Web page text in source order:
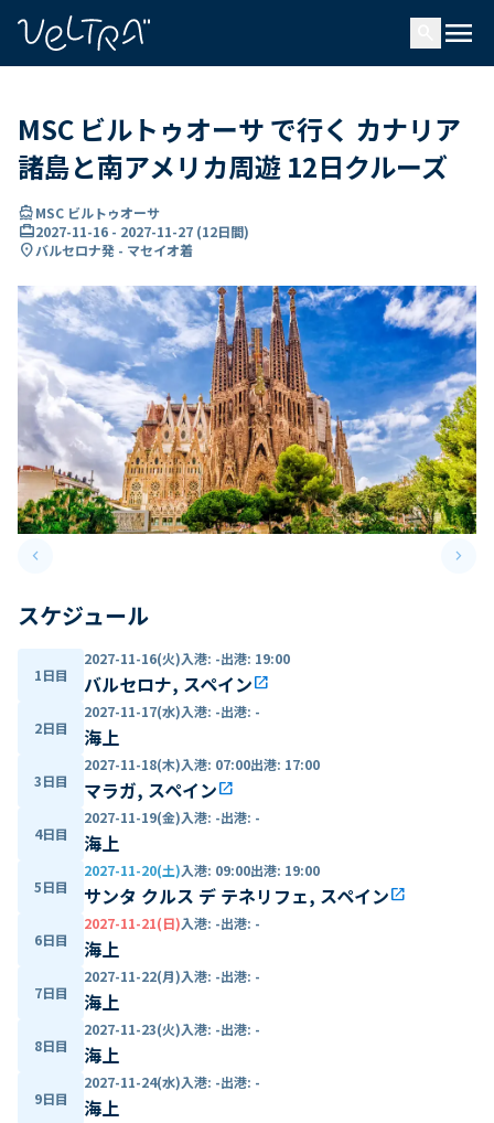
menu
MSC ビルトゥオーサ で行く カナリア
諸島と南アメリカ周遊 12日クルーズ
directions_boatMSC ビルトゥオーサ
card_travel2027-11-16 - 2027-11-27 (12日間)
location_onバルセロナ発 - マセイオ着
keyboard_arrow_leftPrevious slide keyboard_arrow_right
スケジュール
1日目
2027-11-16(火)入港: -出港: 19:00
バルセロナ, スペインopen_in_new
2日目
2027-11-17(水)入港: -出港: -
海上
3日目
2027-11-18(木)入港: 07:00出港: 17:00
マラガ, スペインopen_in_new
4日目
2027-11-19(金)入港: -出港: -
海上
5日目
2027-11-20(土)入港: 09:00出港: 19:00
サンタ クルス デ テネリフェ, スペインopen_in_new
6日目
2027-11-21(日)入港: -出港: -
海上
7日目
2027-11-22(月)入港: -出港: -
海上
8日目
2027-11-23(火)入港: -出港: -
海上
9日目
2027-11-24(水)入港: -出港: -
海上